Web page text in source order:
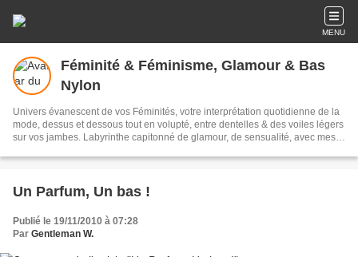
MENU
Féminité & Féminisme, Glamour & Bas
Nylon
Univers évanescent de vos Féminités, votre interprétation quotidienne de la
mode, dessus et dessous tout en volupté, entre dentelles & des voiles légers
sur vos jambes. Labyrinthe capitonné de glamour, de sensualité, avec mes
chaque jour, avec des billets d'humeur chic, des livres libres, des portraits &
Un Parfum, Un bas !
Publié le 19/11/2010 à 07:28
Par Gentleman W.